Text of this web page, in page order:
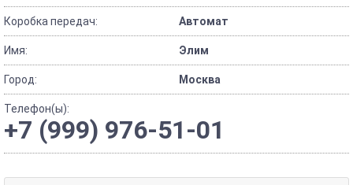
Коробка передач: Автомат
Имя: Элим
Город: Москва
Телефон(ы):
+7 (999) 976-51-01